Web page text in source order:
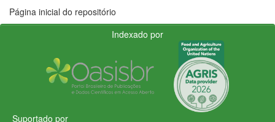
Página inicial do repositório
Indexado por
Suportado por